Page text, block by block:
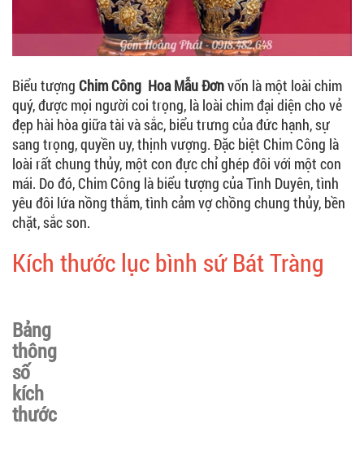
Biểu tượng Chim Công Hoa Mẫu Đơnvốn là một loài chim
quý, được mọi người coi trọng, là loài chim đại diện cho vẻ
đẹp hài hòa giữa tài và sắc, biểu trưng của đức hạnh, sự
sang trọng, quyền uy, thịnh vượng. Đặc biệt Chim Công là
loài rất chung thủy, một con đực chỉ ghép đôi với một con
mái. Do đó, Chim Công là biểu tượng của Tình Duyên, tình
yêu đôi lứa nồng thắm, tình cảm vợ chồng chung thủy, bền
chặt, sắc son.
Kích thước lục bình sứ Bát Tràng
Bảng
thông
số
kích
thước